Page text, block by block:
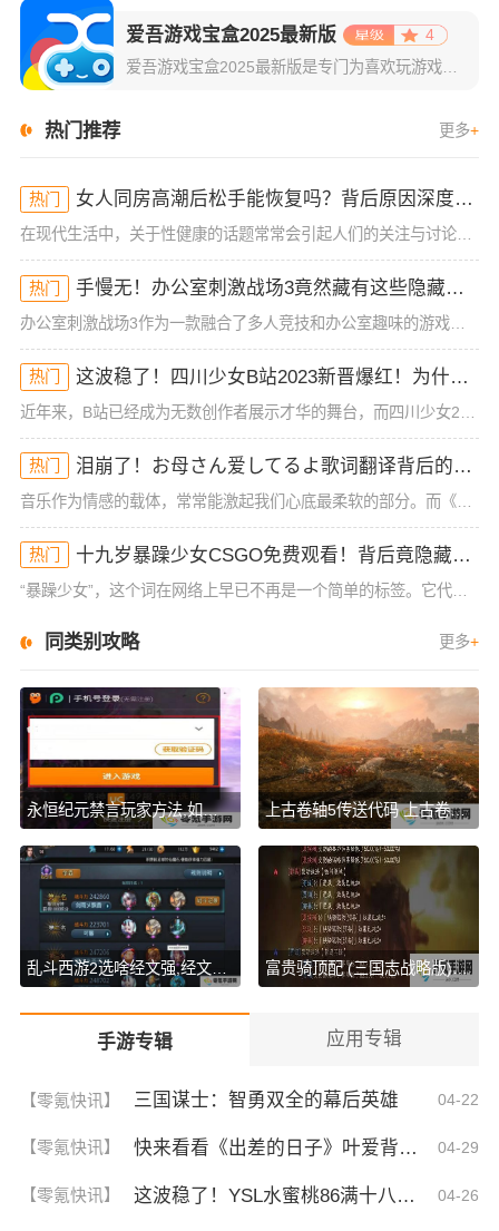
爱吾游戏宝盒2025最新版
4
热门推荐 更多+
热门 女人同房高潮后松手能恢复吗？背后原因深度分析！
在现代生活中，关于性健康的话题常常会引起人们的关注与讨论，尤其是女性在同房时的体验与生理反应。很多女性可能在性生活中经历过高潮后的松手现象，但有时候会担心这种状态是否能恢复。今天，我们就来深入探讨一下
热门 手慢无！办公室刺激战场3竟然藏有这些隐藏技巧！谁懂啊
办公室刺激战场3作为一款融合了多人竞技和办公室趣味的游戏，一直以来都吸引着大批玩家的热烈关注。然而，很多玩家在初入这款游戏时，常常会被复杂的操作和激烈的竞争环境所困扰，尤其是如何在短短的游戏时间里获得
热门 这波稳了！四川少女B站2023新晋爆红！为什么她的内容这么吸睛？
热门 泪崩了！お母さん爱してるよ歌词翻译背后的深情秘密！你可能从未注意到的细节
热门 十九岁暴躁少女CSGO免费观看！背后竟隐藏着这些真相！
“暴躁少女”，这个词在网络上早已不再是一个简单的标签。它代表了年轻一代复杂的情感状态和心理表现。对于很多十九岁的少女来说，成长过程中充满了压力和挑战。而最近，一位十九岁暴躁少女在CSGO游戏中的表现引
同类别攻略 更多+
永恒纪元禁言玩家方法,如何屏蔽他人 永恒纪元屏蔽玩家步骤,禁言操作解析 上古卷轴5传送代码 上古卷轴5(COC)传送代码大全一览
乱斗西游2选啥经文强,经文选择攻略 富贵骑顶配 (三国志战略版)富贵骑顶配搭配攻略2025
手游专辑 应用专辑
【零氪快讯】 三国谋士：智勇双全的幕后英雄 04-22
【零氪快讯】 快来看看《出差的日子》叶爱背后的深刻故事！竟然让人泪崩的原因 04-29
【零氪快讯】 这波稳了！YSL水蜜桃86满十八和88区别，背后暗藏的秘密你知道吗？ 04-26